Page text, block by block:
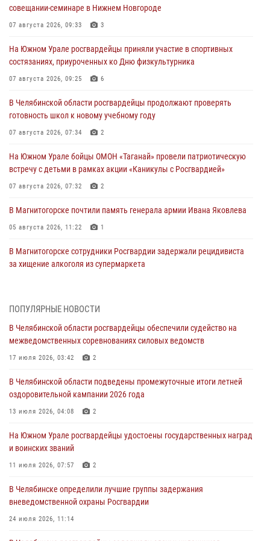
совещании-семинаре в Нижнем Новгороде
07 августа 2026, 09:33 3
На Южном Урале росгвардейцы приняли участие в спортивных
состязаниях, приуроченных ко Дню физкультурника
07 августа 2026, 09:25 6
В Челябинской области росгвардейцы продолжают проверять
готовность школ к новому учебному году
07 августа 2026, 07:34 2
На Южном Урале бойцы ОМОН «Таганай» провели патриотическую
встречу с детьми в рамках акции «Каникулы с Росгвардией»
07 августа 2026, 07:32 2
В Магнитогорске почтили память генерала армии Ивана Яковлева
05 августа 2026, 11:22 1
В Магнитогорске сотрудники Росгвардии задержали рецидивиста
за хищение алкоголя из супермаркета
На Южном Урале спецназ Росгвардии провел военно-полевые
Росгвардейцы задержали трёх магазинных воров в Челябинске
На Южном Урале сотрудники Росгвардии задержали
подозреваемого в совершении убийства
В Челябинской области росгвардейцами по горячим следам
задержан подозреваемый в грабеже
ПОПУЛЯРНЫЕ НОВОСТИ
В Челябинской области росгвардейцы обеспечили судейство на
межведомственных соревнованиях силовых ведомств
17 июля 2026, 03:42 2
В Челябинской области подведены промежуточные итоги летней
оздоровительной кампании 2026 года
13 июля 2026, 04:08 2
На Южном Урале росгвардейцы удостоены государственных наград
и воинских званий
11 июля 2026, 07:57 2
В Челябинске определили лучшие группы задержания
вневедомственной охраны Росгвардии
24 июля 2026, 11:14